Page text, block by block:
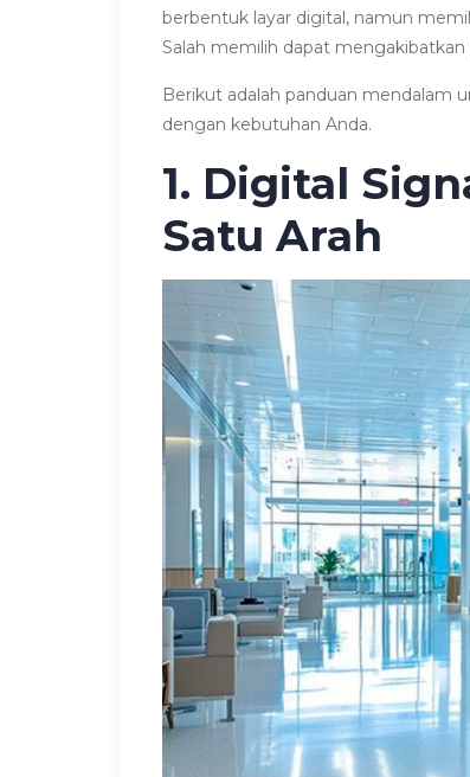
berbentuk layar digital, namun
Salah memilih dapat
Berikut adalah panduan mendalam
dengan kebutuhan Anda.
1. Digital
Satu Arah